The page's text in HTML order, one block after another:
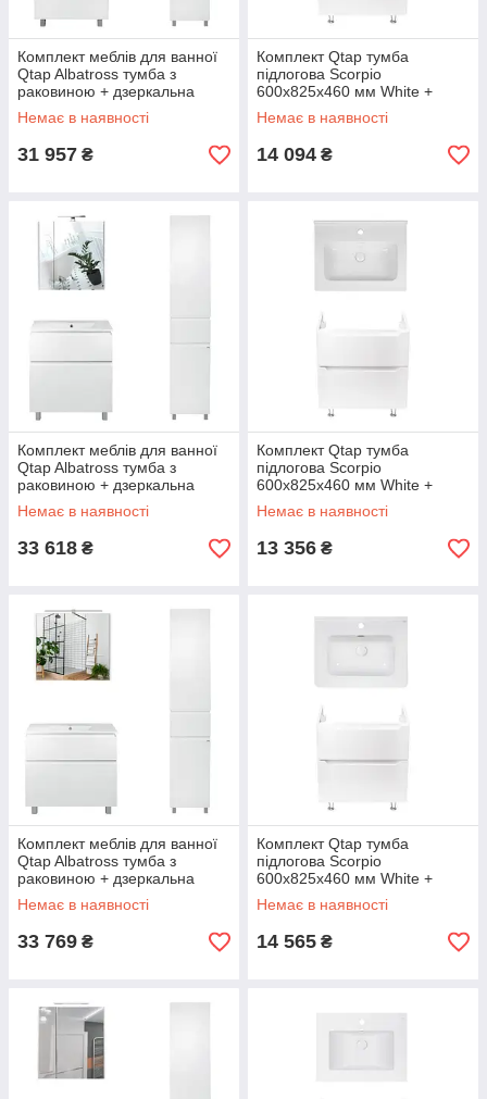
Комплект меблів для ванної
Qtap Albatross тумба з
раковиною + дзеркальна
шафа + пенал
QT044AL42952
Немає в наявності
31 957 ₴
Комплект Qtap тумба
підлогова Scorpio
600х825х460 мм White +
раковина урізна Albatross
QT71SC43951
Немає в наявності
14 094 ₴
Комплект меблів для ванної
Qtap Albatross тумба з
раковиною + дзеркальна
шафа + пенал
QT044AL42953
Немає в наявності
33 618 ₴
Комплект Qtap тумба
підлогова Scorpio
600х825х460 мм White +
раковина урізна Albatross 01
QT71SC43952
Немає в наявності
13 356 ₴
Комплект меблів для ванної
Qtap Albatross тумба з
раковиною + дзеркальна
шафа + пенал
QT044AL42954
Немає в наявності
33 769 ₴
Комплект Qtap тумба
підлогова Scorpio
600х825х460 мм White +
раковина урізна Albatross 9H
QT71SC43953
Немає в наявності
14 565 ₴